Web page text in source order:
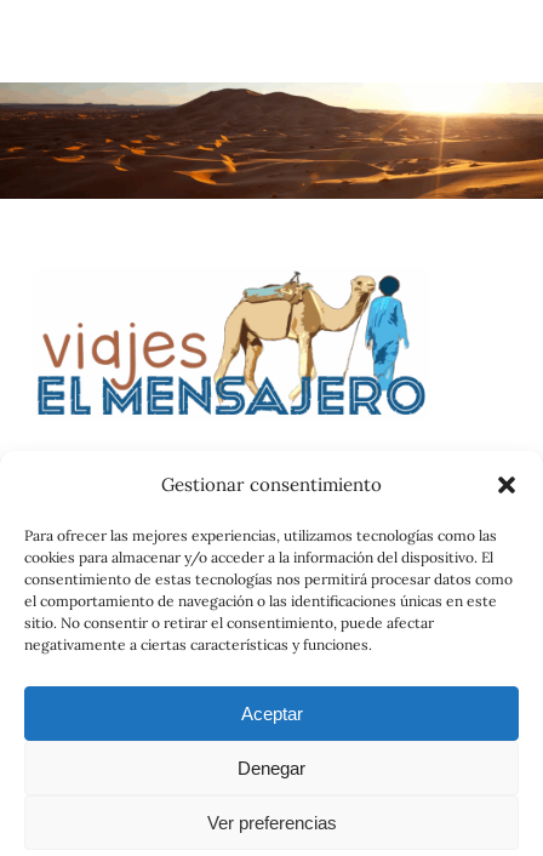
Gestionar consentimiento
Para ofrecer las mejores experiencias, utilizamos tecnologías como las
cookies para almacenar y/o acceder a la información del dispositivo. El
consentimiento de estas tecnologías nos permitirá procesar datos como
el comportamiento de navegación o las identificaciones únicas en este
sitio. No consentir o retirar el consentimiento, puede afectar
negativamente a ciertas características y funciones.
Aceptar
Denegar
Ver preferencias
Contrato
© 2026 Viajes el Mensajero. |maria@viajeselmensajero.com